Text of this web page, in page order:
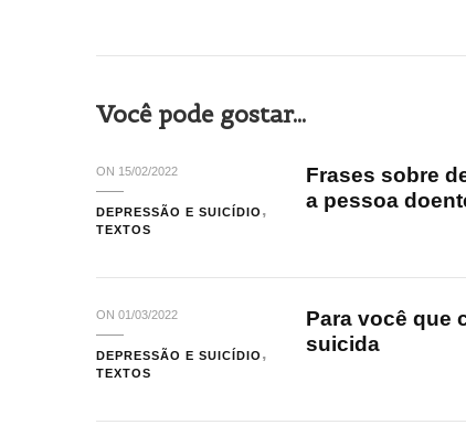
Você pode gostar...
ON 15/02/2022
DEPRESSÃO E SUICÍDIO
TEXTOS
Frases sobre
a pessoa
ON 01/03/2022
DEPRESSÃO E SUICÍDIO
TEXTOS
Para você que
suicida